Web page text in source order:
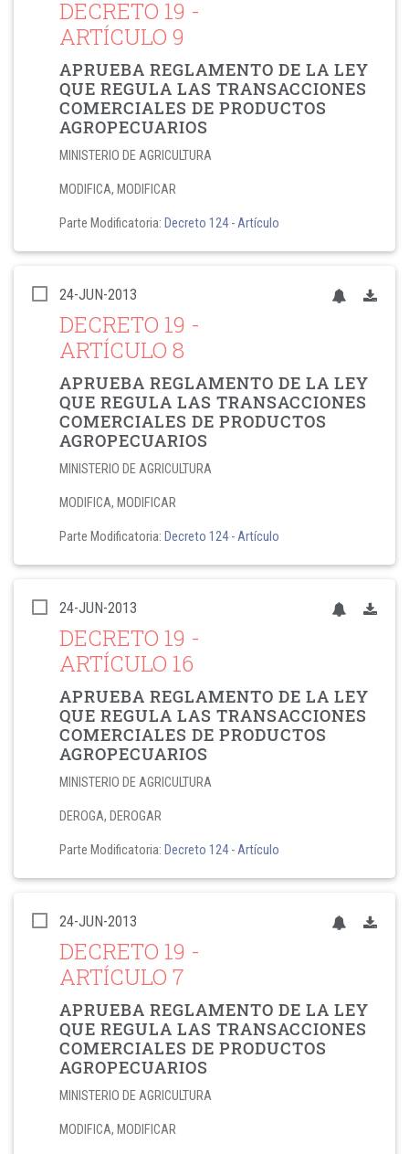
DECRETO 19 -
ARTÍCULO 9
APRUEBA REGLAMENTO DE LA LEY
QUE REGULA LAS TRANSACCIONES
COMERCIALES DE PRODUCTOS
AGROPECUARIOS
MINISTERIO DE AGRICULTURA
MODIFICA, MODIFICAR
Parte Modificatoria: Decreto 124- Artículo
24-JUN-2013
DECRETO 19 -
ARTÍCULO 8
APRUEBA REGLAMENTO DE LA LEY
QUE REGULA LAS TRANSACCIONES
COMERCIALES DE PRODUCTOS
AGROPECUARIOS
MINISTERIO DE AGRICULTURA
MODIFICA, MODIFICAR
Parte Modificatoria: Decreto 124- Artículo
24-JUN-2013
DECRETO 19 -
ARTÍCULO 16
APRUEBA REGLAMENTO DE LA LEY
QUE REGULA LAS TRANSACCIONES
COMERCIALES DE PRODUCTOS
AGROPECUARIOS
MINISTERIO DE AGRICULTURA
DEROGA, DEROGAR
Parte Modificatoria: Decreto 124- Artículo
24-JUN-2013
DECRETO 19 -
ARTÍCULO 7
APRUEBA REGLAMENTO DE LA LEY
QUE REGULA LAS TRANSACCIONES
COMERCIALES DE PRODUCTOS
AGROPECUARIOS
MINISTERIO DE AGRICULTURA
MODIFICA, MODIFICAR